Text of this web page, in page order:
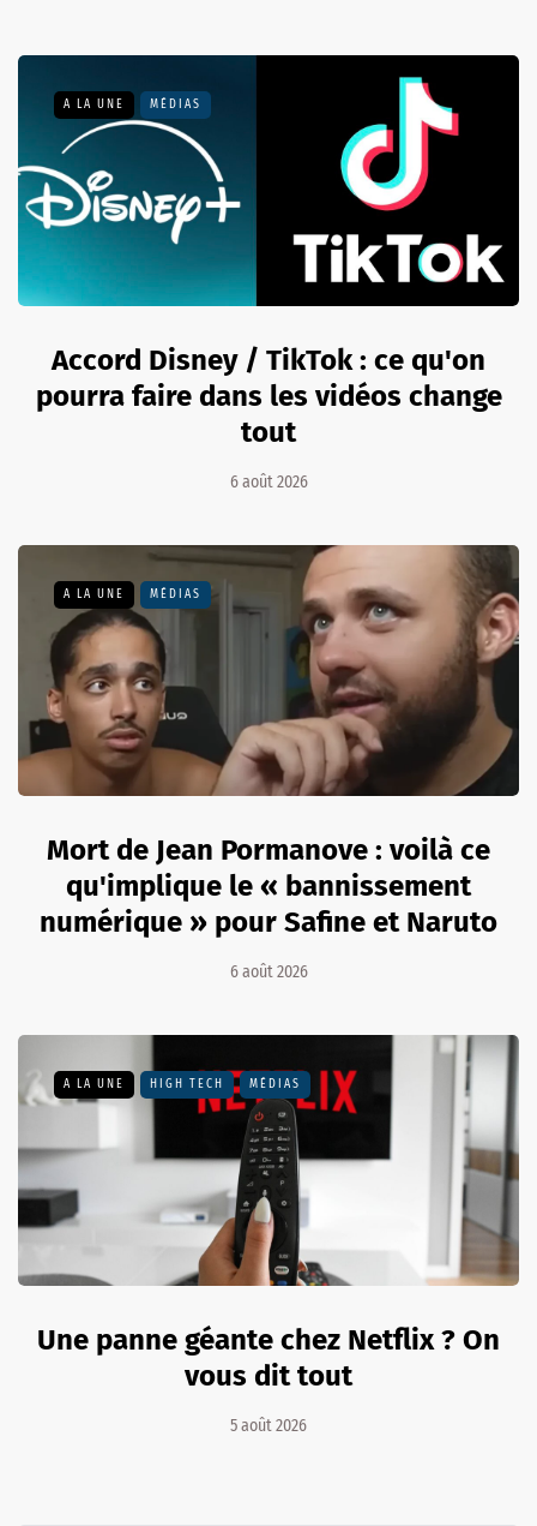
A LA UNE MÉDIAS
Accord Disney / TikTok : ce qu'on
pourra faire dans les vidéos change
tout
6 août 2026
A LA UNE MÉDIAS
Mort de Jean Pormanove : voilà ce
qu'implique le « bannissement
numérique » pour Safine et Naruto
6 août 2026
A LA UNE HIGH TECH MÉDIAS
Une panne géante chez Netflix ? On
vous dit tout
5 août 2026